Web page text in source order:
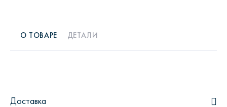
О ТОВАРЕ ДЕТАЛИ
Доставка